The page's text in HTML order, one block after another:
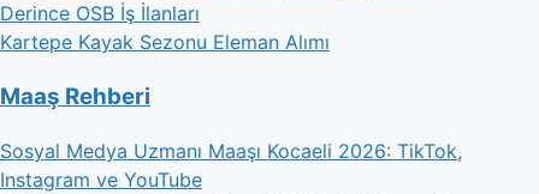
Derince OSB İş İlanları
Kartepe Kayak Sezonu Eleman Alımı
Maaş Rehberi
Sosyal Medya Uzmanı Maaşı Kocaeli 2026: TikTok,
Instagram ve YouTube